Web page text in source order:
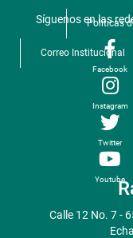
Politicas
Correo Institucional
Síguenos en las
Facebook
Instagram
Twitter
Youtube
Calle 12 No. 7 -